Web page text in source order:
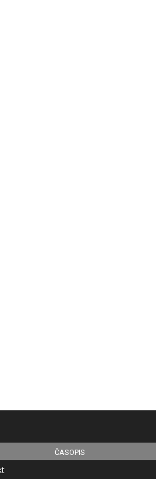
ČASOPIS